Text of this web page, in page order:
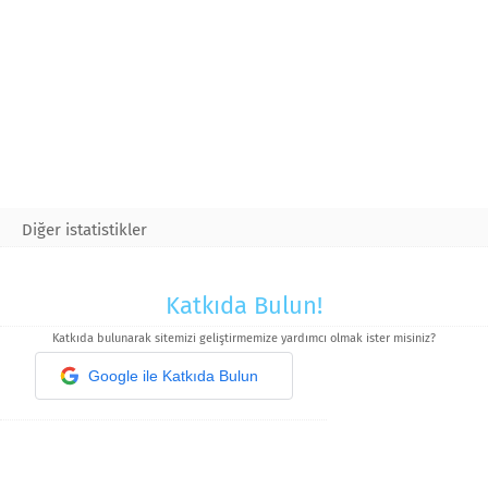
Diğer istatistikler
Katkıda Bulun!
Katkıda bulunarak sitemizi geliştirmemize yardımcı olmak ister misiniz?
Google ile Katkıda Bulun